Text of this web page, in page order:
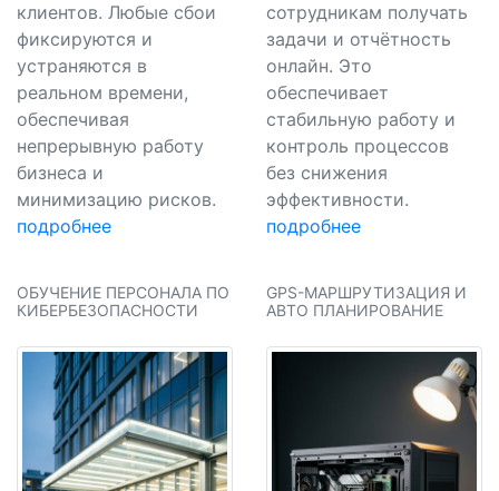
клиентов. Любые сбои
фиксируются и
устраняются в
реальном времени,
обеспечивая
непрерывную работу
бизнеса и
минимизацию рисков.
подробнее
сотрудникам получать
задачи и отчётность
онлайн. Это
обеспечивает
стабильную работу и
контроль процессов
без снижения
эффективности.
подробнее
ОБУЧЕНИЕ ПЕРСОНАЛА ПО
КИБЕРБЕЗОПАСНОСТИ
GPS-МАРШРУТИЗАЦИЯ И
АВТО ПЛАНИРОВАНИЕ